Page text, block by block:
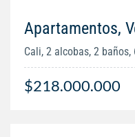
Apartamentos,
Cali, 2 alcobas, 2 baños,
$218.000.000